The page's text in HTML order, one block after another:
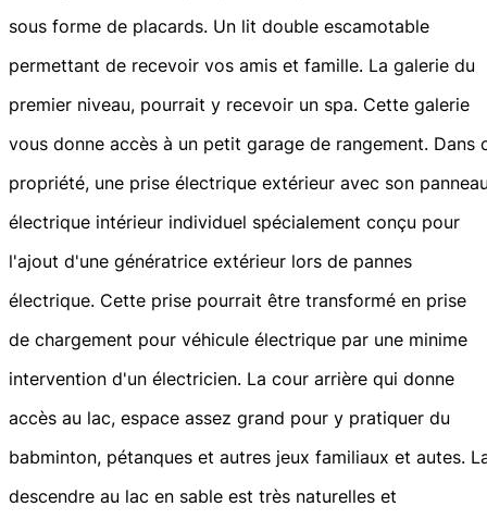
sous forme de placards. Un lit double escamotable
permettant de recevoir vos amis et famille. La galerie du
premier niveau, pourrait y recevoir un spa. Cette galerie
vous donne accès à un petit garage de rangement. Dans
propriété, une prise électrique extérieur avec son panneau
électrique intérieur individuel spécialement conçu pour
l'ajout d'une génératrice extérieur lors de pannes
électrique. Cette prise pourrait être transformé en prise
de chargement pour véhicule électrique par une minime
intervention d'un électricien. La cour arrière qui donne
accès au lac, espace assez grand pour y pratiquer du
babminton, pétanques et autres jeux familiaux et autes.
descendre au lac en sable est très naturelles et